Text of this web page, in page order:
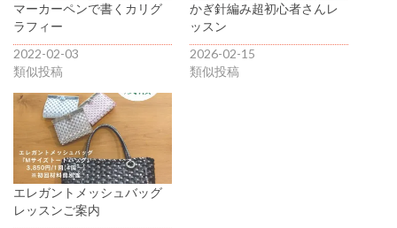
マーカーペンで書くカリグ
ラフィー
2022-02-03
類似投稿
かぎ針編み超初心者さんレ
ッスン
2026-02-15
類似投稿
エレガントメッシュバッグ
レッスンご案内